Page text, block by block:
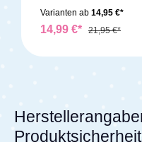
Essen weniger
verfügen über einen
hübsche Lätzchenset
er Pack
Varianten ab 14,95 €*
14,99 €* 21,95 €*